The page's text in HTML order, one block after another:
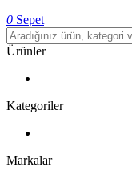
0 Sepet
Ürünler
Kategoriler
Markalar